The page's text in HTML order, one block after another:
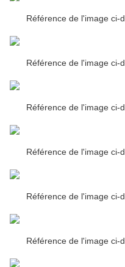
Référence de l'image ci-
Référence de l'image ci-
Référence de l'image ci-
Référence de l'image ci-
Référence de l'image ci-
Référence de l'image ci-